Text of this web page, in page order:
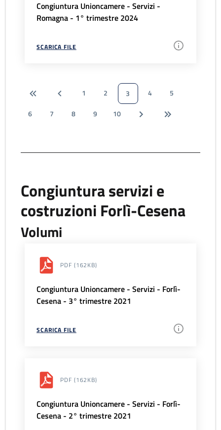
Congiuntura Unioncamere - Servizi -
Romagna - 1° trimestre 2024
SCARICA FILE
1 2 3 4
5
6
7 8 9 10
Congiuntura servizi e
costruzioni Forlì-Cesena
Volumi
PDF (162KB)
Congiuntura Unioncamere - Servizi - Forlì-
Cesena - 3° trimestre 2021
SCARICA FILE
PDF (162KB)
Congiuntura Unioncamere - Servizi - Forlì-
Cesena - 2° trimestre 2021